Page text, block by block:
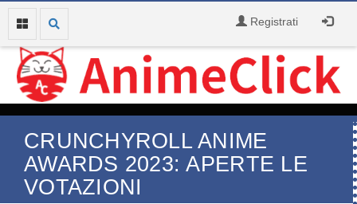
Registrati
CRUNCHYROLL ANIME
AWARDS 2023: APERTE LE
VOTAZIONI